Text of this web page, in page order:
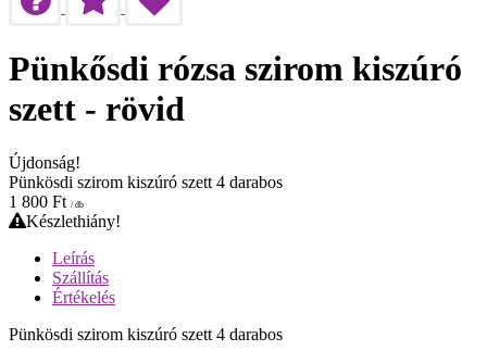
Pünkősdi rózsa szirom kiszúró
szett - rövid
Újdonság!
Pünkösdi szirom kiszúró szett 4 darabos
1 800 Ft / db
Készlethiány!
Leírás
Szállítás
Értékelés
Pünkösdi szirom kiszúró szett 4 darabos